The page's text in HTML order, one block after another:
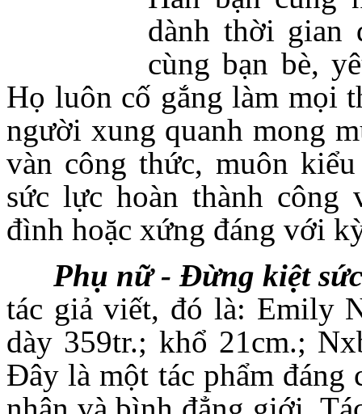
dành thời
cùng bạn bè,
Họ luôn cố gắng làm mọi
người xung quanh mong
vàn công thức, muôn
sức lực hoàn thành
đình hoặc xứng đáng với
Phụ nữ - Đừng kiệt
tác giả viết, đó là: Emily
dày 359tr.; khổ 21cm.;
Đâylà một tác phẩm